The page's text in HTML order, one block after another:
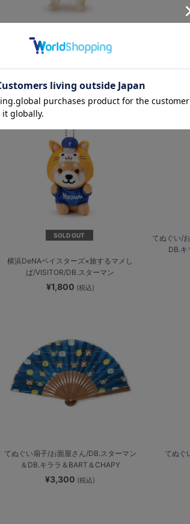
フレンチブル
横浜
SOLD OUT
横浜DeNAベイスターズ×旅するマメし
ば/VISITOR/DB.スターマン
¥1,800 (税込)
てぬぐい/
DB.キ
てぬぐい扇子/お面屋さん/DB.スターマン
＆DB.キララ＆BART＆CHAPY
¥3,300 (税込)
てぬぐ